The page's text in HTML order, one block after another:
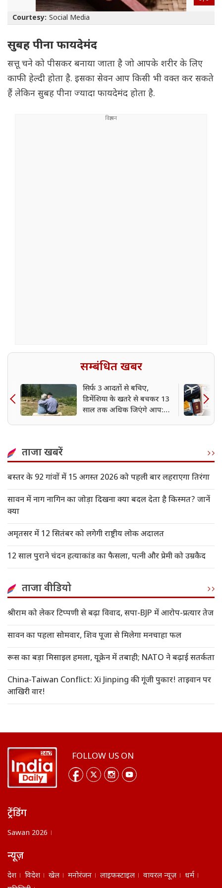
Courtesy: Social Media
सुबह पीना फायदेमंद
सत्तू चने को पीसकर बनाया जाता है जो आपके शरीर के लिए
काफी हेल्दी होता है. इसका सेवन आप किसी भी वक्त कर सकते
हैं लेकिन सुबह पीना ज्यादा फायदेमंद होता है.
सम्बंधित खबर
सिर्फ 3 आदतों से बचिए,
डिमेंशिया के खतरे से बचकर 13
साल तक अधिक जिएंगे आप:
ताजा खबरें
बस्तर के 92 गांवों में 15 अगस्त 2026 को पहली बार लहराएगा तिरंगा
सावन में नाग नागिन का जोड़ा दिखना क्या बदल देता है किस्मत? जानें
क्या
अमृतसर में 12 सितंबर को लगेगी राष्ट्रीय लोक अदालत
12 साल पुराने चंदन हत्याकांड का फैसला, पत्नी और प्रेमी को उम्रकैद
ताजा वीडियो
श्रीराम को लेकर टिप्पणी से बढ़ा विवाद, सपा-BJP में आरोप-प्रत्यार तेज
सावन का पहला सोमवार, शिव पूजा से मिलेगा मनचाहा फल
रूस का बड़ा मिसाइल हमला, यूक्रेन में तबाही; NATO ने बढ़ाई सतर्कता
China-Taiwan Conflict: Xi Jinping की गूंजी पुकार! ताइवान पर
आखिरी वार!
FOLLOW US ON
ट्रेंडिंग
Sawan 2026
न्यूज़
देश विदेश खेल मनोरंजन लाइफस्टाइल वायरल न्यूज़
धर्म